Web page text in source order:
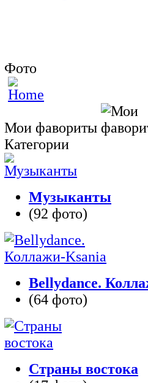
Фото
Мои фавориты
Категории
Музыканты
(92 фото)
Bellydance.
(64 фото)
Страны востока